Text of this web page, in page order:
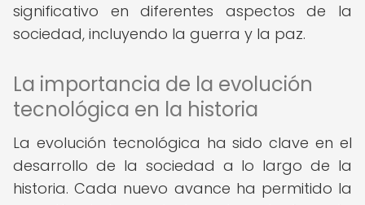
significativo en diferentes aspectos de la
sociedad, incluyendo la guerra y la paz.
La importancia de la evolución
tecnológica en la historia
La evolución tecnológica ha sido clave en el
desarrollo de la sociedad a lo largo de la
historia. Cada nuevo avance ha permitido la